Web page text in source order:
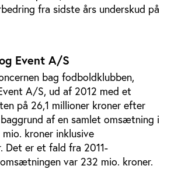
fra sidste års underskud på
Event A/S
bag fodboldklubben,
A/S, ud af 2012 med et
på 26,1 millioner kroner efter
af en samlet omsætning i
kroner inklusive
er et fald fra 2011-
var 232 mio. kroner.